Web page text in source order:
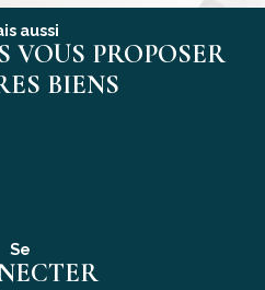
aussi
VOUS PROPOSER
BIENS
Se